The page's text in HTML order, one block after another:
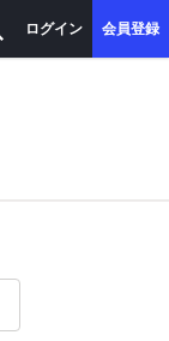
ログイン 会員登録